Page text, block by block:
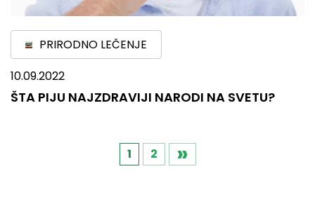
PRIRODNO LEČENJE
10.09.2022
ŠTA PIJU NAJZDRAVIJI NARODI NA SVETU?
1 2 »